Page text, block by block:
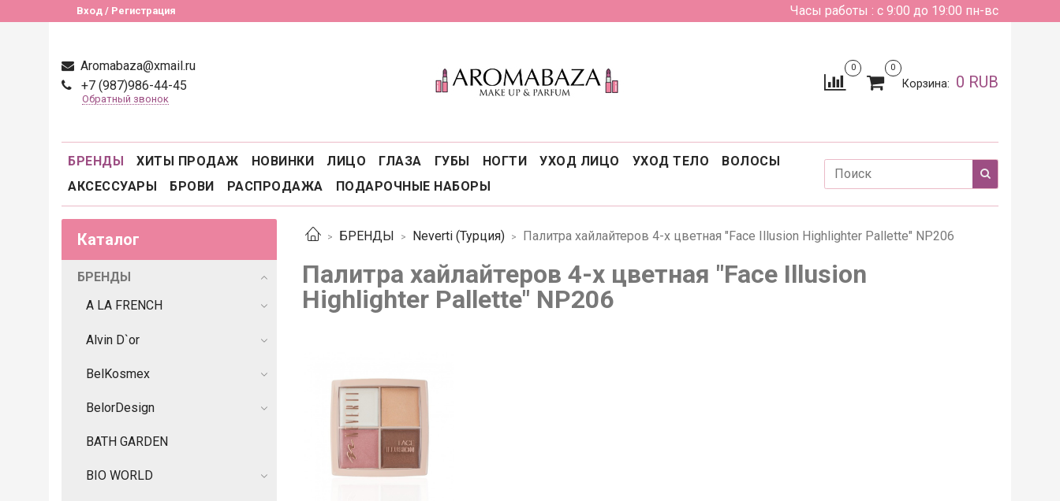
Вход / Регистрация Часы работы : с 9:00 до 19:00 пн-вс
Aromabaza@xmail.ru
+7 (987)986-44-45
Обратный звонок
0 0
Корзина: 0 RUB
БРЕНДЫ ХИТЫ ПРОДАЖ НОВИНКИ ЛИЦО ГЛАЗА ГУБЫ НОГТИ УХОД ЛИЦО УХОД ТЕЛО
ВОЛОСЫ
АКСЕССУАРЫ
БРОВИ РАСПРОДАЖА ПОДАРОЧНЫЕ НАБОРЫ
БРЕНДЫ Neverti (Турция) Палитра хайлайтеров 4-х цветная "Face Illusion Highlighter Pallette" NP206
Палитра хайлайтеров 4-х цветная "Face Illusion
Highlighter Pallette" NP206
Каталог
БРЕНДЫ
A LA FRENCH
Alvin D`or
BelKosmex
BelorDesign
BATH GARDEN
BIO WORLD